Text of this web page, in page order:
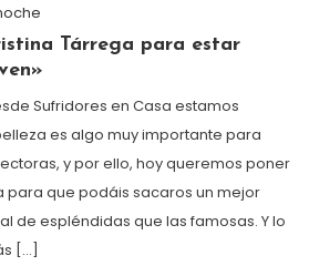
Tárrega para estar
Sufridores en Casa estamos
es algo muy importante para
y por ello, hoy queremos poner
para que podáis sacaros un mejor
de espléndidas que las famosas. Y lo
[…]